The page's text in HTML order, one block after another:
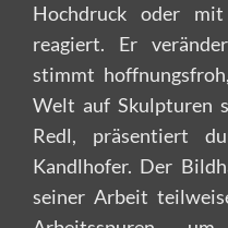
Hochdruck oder mit
reagiert. Er
stimmt
Welt auf Skulpturen
Redl, präsentiert
Kandlhofer. Der
seiner Arbeit